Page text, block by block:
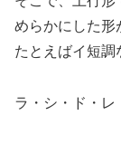
めらかにした形
たとえばイ短調
ラ・シ・ド・レ